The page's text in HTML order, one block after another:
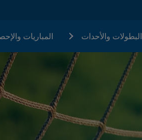
البطولات والأحدات المباريات